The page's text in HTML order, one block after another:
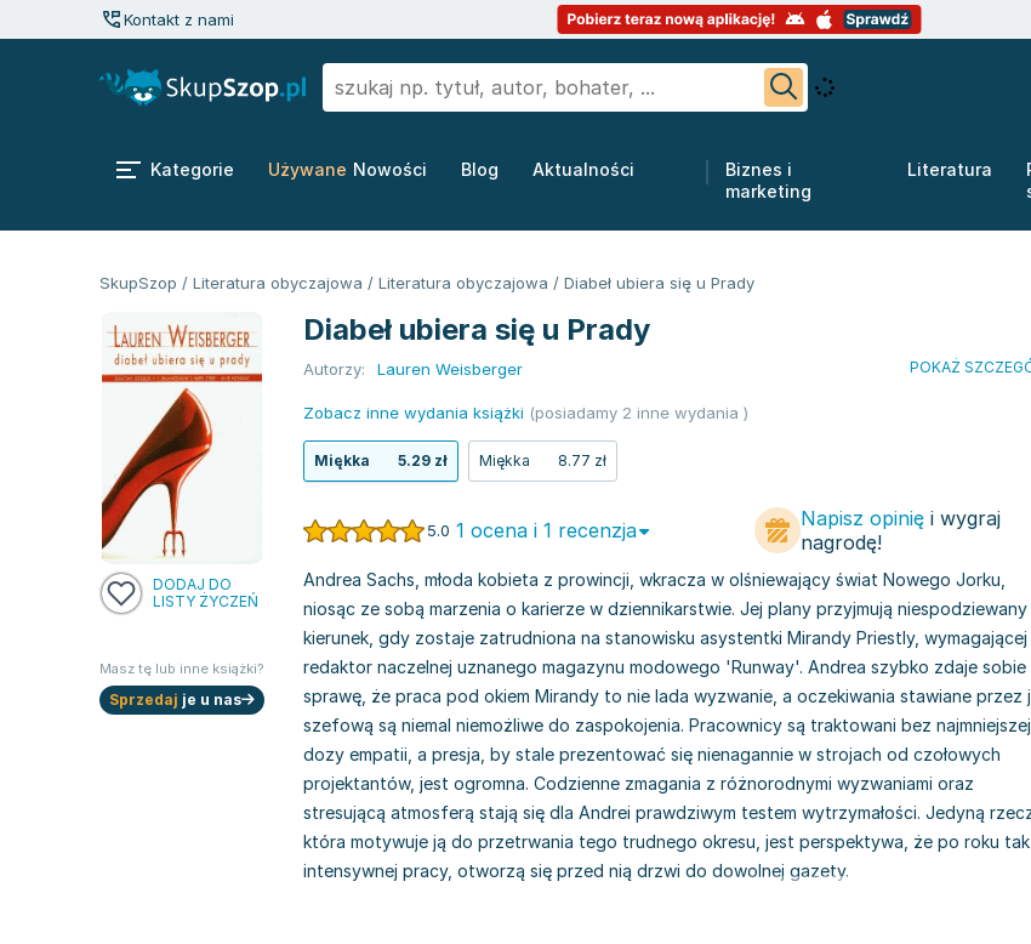
Kontakt z nami
Kategorie Używane Nowości Blog Aktualności
Biznes i
marketing
Literatura
SkupSzop / Literatura obyczajowa / Literatura obyczajowa / Diabeł ubiera się u Prady
DODAJ DO
LISTY ŻYCZEŃ
Masz tę lub inne książki?
Sprzedaj je u nas
Diabeł ubiera się u Prady
Autorzy: Lauren Weisberger POKAŻ
Zobacz inne wydania książki (posiadamy 2 inne wydania )
Miękka 5.29 zł Miękka 8.77 zł
5.0 1 ocena i 1 recenzja Napisz opinię i wygraj
nagrodę!
Andrea Sachs, młoda kobieta z prowincji, wkracza w olśniewający świat Nowego Jorku,
niosąc ze sobą marzenia o karierze w dziennikarstwie. Jej plany przyjmują niespodziewany
kierunek, gdy zostaje zatrudniona na stanowisku asystentki Mirandy Priestly, wymagającej
redaktor naczelnej uznanego magazynu modowego 'Runway'. Andrea szybko zdaje sobie
sprawę, że praca pod okiem Mirandy to nie lada wyzwanie, a oczekiwania stawiane przez
szefową są niemal niemożliwe do zaspokojenia. Pracownicy są traktowani bez najmniejszej
dozy empatii, a presja, by stale prezentować się nienagannie w strojach od czołowych
projektantów, jest ogromna. Codzienne zmagania z różnorodnymi wyzwaniami oraz
stresującą atmosferą stają się dla Andrei prawdziwym testem wytrzymałości. Jedyną
która motywuje ją do przetrwania tego trudnego okresu, jest perspektywa, że po roku tak
intensywnej pracy, otworzą się przed nią drzwi do dowolnej gazety.